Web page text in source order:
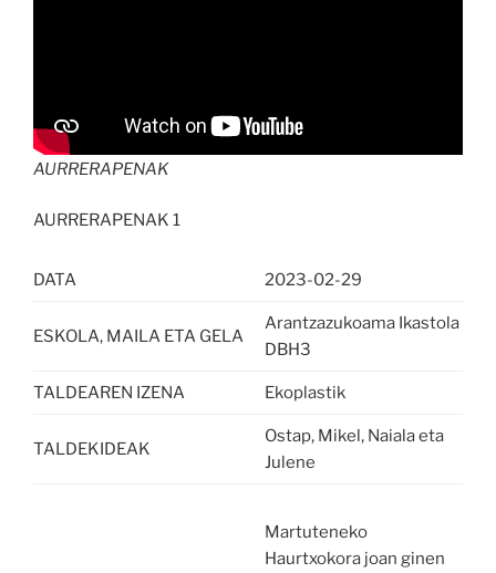
AURRERAPENAK
AURRERAPENAK 1
DATA 2023-02-29
ESKOLA, MAILA ETA GELA
Arantzazukoama Ikastola
DBH3
TALDEAREN IZENA Ekoplastik
TALDEKIDEAK
Ostap, Mikel, Naiala eta
Julene
Martuteneko
Haurtxokora joan ginen